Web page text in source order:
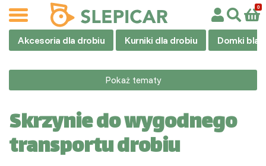
Akcesoria dla drobiu Kurniki dla drobiu Domki
Pokaż tematy
Skrzynie do wygodnego
transportu drobiu